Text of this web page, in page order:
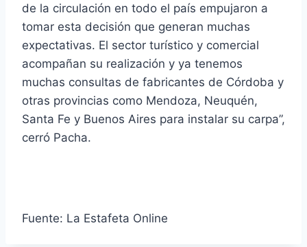
de la circulación en todo el país empujaron a
tomar esta decisión que generan muchas
expectativas. El sector turístico y comercial
acompañan su realización y ya tenemos
muchas consultas de fabricantes de Córdoba y
otras provincias como Mendoza, Neuquén,
Santa Fe y Buenos Aires para instalar su carpa”,
cerró Pacha.
Fuente: La Estafeta Online